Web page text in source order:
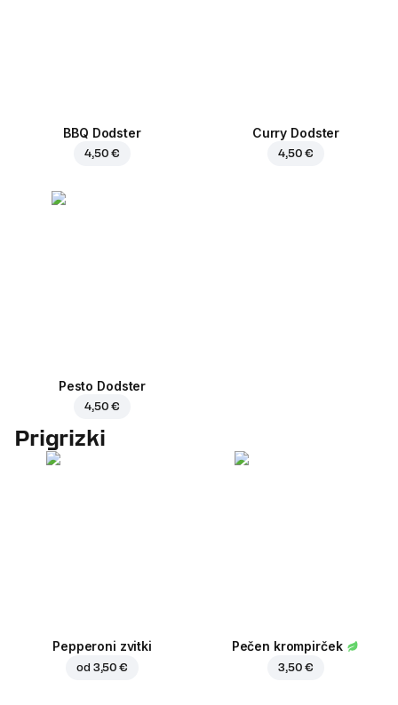
BBQ Dodster
4,50 €
Curry Dodster
4,50 €
Pesto Dodster
4,50 €
Prigrizki
Pepperoni zvitki
od 3,50 €
Pečen krompirček
3,50 €